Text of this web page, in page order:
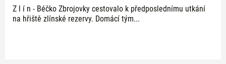
Z l í n - Béčko Zbrojovky cestovalo k předposlednímu utkání
na hřiště zlínské rezervy. Domácí tým...